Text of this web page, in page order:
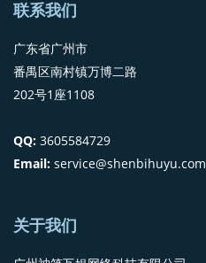
联系我们
广东省广州市
番禺区南村镇万博二路
202号1座1108
QQ: 3605584729
Email: service@shenbihuyu.com
关于我们